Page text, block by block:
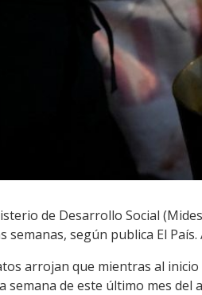
de Desarrollo Social
semanas, según publica El
arrojan que mientras al
semana de este último mes del